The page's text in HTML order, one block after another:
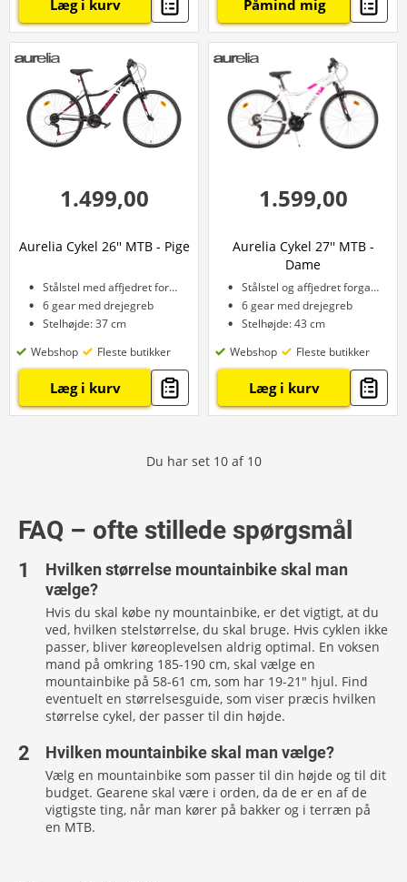
Læg i kurv Påmind mig
1.499,00
Aurelia Cykel 26'' MTB - Pige
Stålstel med affjedret forgaffel
6 gear med drejegreb
Stelhøjde: 37 cm
Webshop
Fleste butikker
Læg i kurv
1.599,00
Aurelia Cykel 27'' MTB -
Dame
Stålstel og affjedret forgaffel
6 gear med drejegreb
Stelhøjde: 43 cm
Webshop
Fleste butikker
Læg i kurv
Du har set 10 af 10
FAQ – ofte stillede spørgsmål
Hvilken størrelse mountainbike skal man
vælge?
Hvis du skal købe ny mountainbike, er det vigtigt, at du
ved, hvilken stelstørrelse, du skal bruge. Hvis cyklen ikke
passer, bliver køreoplevelsen aldrig optimal. En voksen
mand på omkring 185-190 cm, skal vælge en
mountainbike på 58-61 cm, som har 19-21" hjul. Find
eventuelt en størrelsesguide, som viser præcis hvilken
størrelse cykel, der passer til din højde.
Hvilken mountainbike skal man vælge?
Vælg en mountainbike som passer til din højde og til dit
budget. Gearene skal være i orden, da de er en af de
vigtigste ting, når man kører på bakker og i terræn på
en MTB.